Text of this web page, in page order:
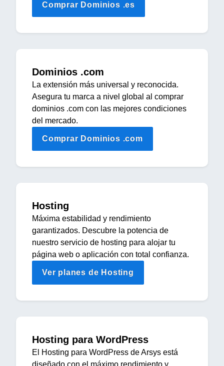
Comprar Dominios .es
Dominios .com
La extensión más universal y reconocida.
Asegura tu marca a nivel global al comprar
dominios .com con las mejores condiciones
del mercado.
Comprar Dominios .com
Hosting
Máxima estabilidad y rendimiento
garantizados. Descubre la potencia de
nuestro servicio de hosting para alojar tu
página web o aplicación con total confianza.
Ver planes de Hosting
Hosting para WordPress
El Hosting para WordPress de Arsys está